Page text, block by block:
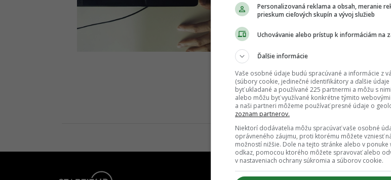
Personalizovaná reklama a obsah, meranie
prieskum cieľových skupín a vývoj služieb
Uchovávanie alebo prístup k informáciám na
Ďalšie informácie
Vaše osobné údaje budú spracúvané a informácie z
(súbory cookie, jedinečné identifikátory a ďalšie
byť ukladané a používané 225 partnermi a môžu s
alebo môžu byť využívané konkrétne týmito
a naši partneri môžeme používať presné údaje o
zoznam partnerov.
Niektorí dodávatelia môžu spracúvať vaše osobné
oprávneného záujmu, proti ktorému môžete vzniesť
možností nižšie. Dole na tejto stránke alebo v ponuke
odkaz, pomocou ktorého môžete spravovať alebo
v nastaveniach ochrany súkromia a súborov cookie.